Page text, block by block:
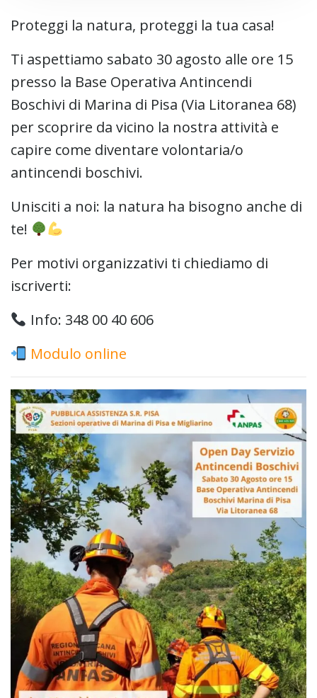
Proteggi la natura, proteggi la tua casa!
Ti aspettiamo sabato 30 agosto alle ore 15
presso la Base Operativa Antincendi
Boschivi di Marina di Pisa (Via Litoranea 68)
per scoprire da vicino la nostra attività e
capire come diventare volontaria/o
antincendi boschivi.
Unisciti a noi: la natura ha bisogno anche di
te!
Per motivi organizzativi ti chiediamo di
iscriverti:
Info: 348 00 40 606
Modulo online